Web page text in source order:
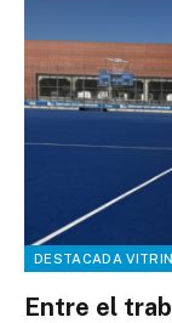
DESTACADA
Entre el